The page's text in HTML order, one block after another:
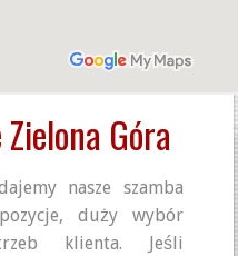
Góra
nasze szamba
duży wybór
klienta. Jeśli